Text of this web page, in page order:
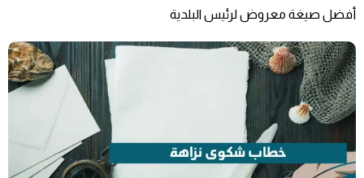
أفضل صيغة معروض لرئيس البلدية